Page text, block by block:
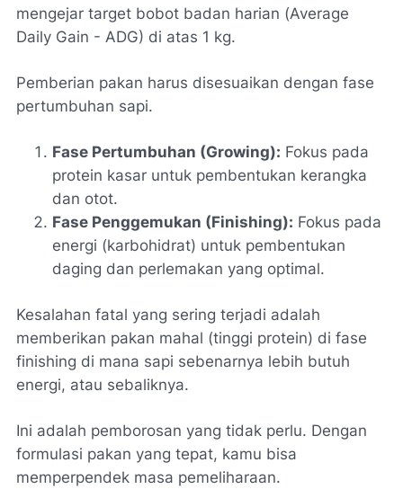
mengejar target bobot badan harian (Average
Daily Gain - ADG) di atas 1 kg.
Pemberian pakan harus disesuaikan dengan fase
pertumbuhan sapi.
Fase Pertumbuhan (Growing): Fokus pada
protein kasar untuk pembentukan kerangka
dan otot.
Fase Penggemukan (Finishing): Fokus pada
energi (karbohidrat) untuk pembentukan
daging dan perlemakan yang optimal.
Kesalahan fatal yang sering terjadi adalah
memberikan pakan mahal (tinggi protein) di fase
finishing di mana sapi sebenarnya lebih butuh
energi, atau sebaliknya.
Ini adalah pemborosan yang tidak perlu. Dengan
formulasi pakan yang tepat, kamu bisa
memperpendek masa pemeliharaan.